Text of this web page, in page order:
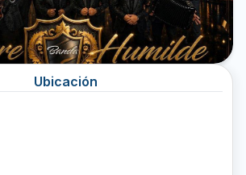
Ubicación